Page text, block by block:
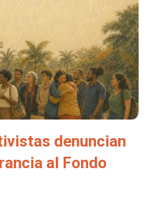
denuncian
al Fondo